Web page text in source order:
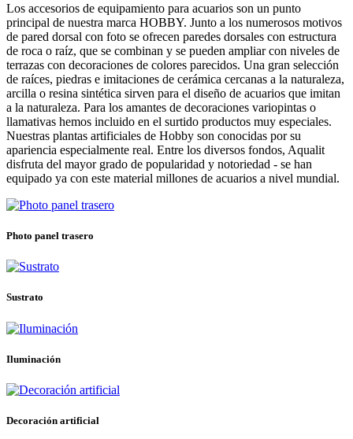
Los accesorios de equipamiento para acuarios son un punto
principal de nuestra marca HOBBY. Junto a los numerosos motivos
de pared dorsal con foto se ofrecen paredes dorsales con estructura
de roca o raíz, que se combinan y se pueden ampliar con niveles de
terrazas con decoraciones de colores parecidos. Una gran selección
de raíces, piedras e imitaciones de cerámica cercanas a la naturaleza,
arcilla o resina sintética sirven para el diseño de acuarios que imitan
a la naturaleza. Para los amantes de decoraciones variopintas o
llamativas hemos incluido en el surtido productos muy especiales.
Nuestras plantas artificiales de Hobby son conocidas por su
apariencia especialmente real. Entre los diversos fondos, Aqualit
disfruta del mayor grado de popularidad y notoriedad - se han
equipado ya con este material millones de acuarios a nivel mundial.
Photo panel trasero
Sustrato
Iluminación
Decoración artificial